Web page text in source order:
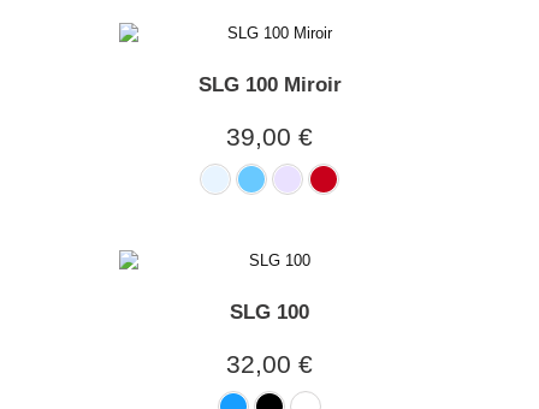
SLG 100 Miroir
39,00 €
SLG 100
32,00 €